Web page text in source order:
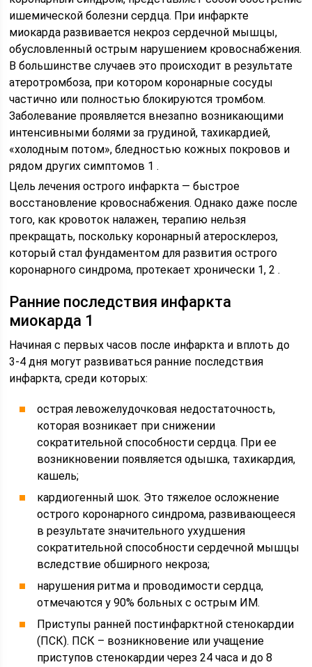
ишемической болезни сердца. При инфаркте
миокарда развивается некроз сердечной мышцы,
обусловленный острым нарушением кровоснабжения.
В большинстве случаев это происходит в результате
атеротромбоза, при котором коронарные сосуды
частично или полностью блокируются тромбом.
Заболевание проявляется внезапно возникающими
интенсивными болями за грудиной, тахикардией,
«холодным потом», бледностью кожных покровов и
рядом других симптомов 1 .
Цель лечения острого инфаркта — быстрое
восстановление кровоснабжения. Однако даже после
того, как кровоток налажен, терапию нельзя
прекращать, поскольку коронарный атеросклероз,
который стал фундаментом для развития острого
коронарного синдрома, протекает хронически 1, 2 .
Ранние последствия инфаркта
миокарда 1
Начиная с первых часов после инфаркта и вплоть до
3-4 дня могут развиваться ранние последствия
инфаркта, среди которых:
острая левожелудочковая недостаточность,
которая возникает при снижении
сократительной способности сердца. При ее
возникновении появляется одышка, тахикардия,
кашель;
кардиогенный шок. Это тяжелое осложнение
острого коронарного синдрома, развивающееся
в результате значительного ухудшения
сократительной способности сердечной мышцы
вследствие обширного некроза;
нарушения ритма и проводимости сердца,
отмечаются у 90% больных с острым ИМ.
Приступы ранней постинфарктной стенокардии
(ПСК). ПСК – возникновение или учащение
приступов стенокардии через 24 часа и до 8